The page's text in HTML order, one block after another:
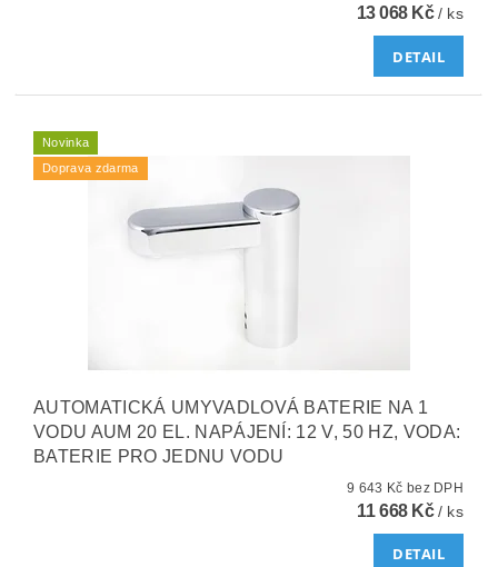
13 068 Kč/ ks
DETAIL
Novinka
Doprava zdarma
AUTOMATICKÁ UMYVADLOVÁ BATERIE NA 1
VODU AUM 20 EL. NAPÁJENÍ: 12 V, 50 HZ, VODA:
BATERIE PRO JEDNU VODU
9 643 Kč bez DPH
11 668 Kč/ ks
DETAIL